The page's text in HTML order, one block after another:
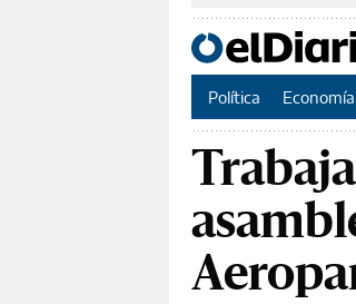
Política Economía